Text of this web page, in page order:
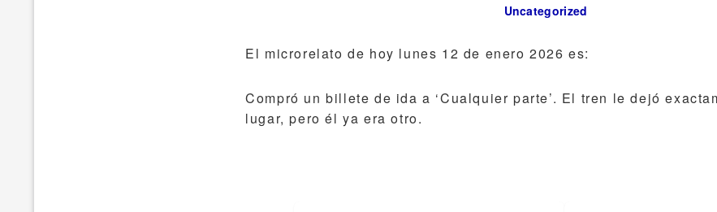
Uncategorized
El microrelato de hoy lunes 12 de enero 2026 es:
Compró un billete de ida a ‘Cualquier parte’. El tren le dejó
lugar, pero él ya era otro.